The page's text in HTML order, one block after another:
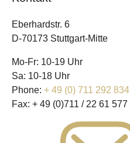
Eberhardstr. 6
D-70173 Stuttgart-Mitte
Mo-Fr: 10-19 Uhr
Sa: 10-18 Uhr
Phone: + 49 (0) 711 292 834
Fax: + 49 (0)711 / 22 61 577